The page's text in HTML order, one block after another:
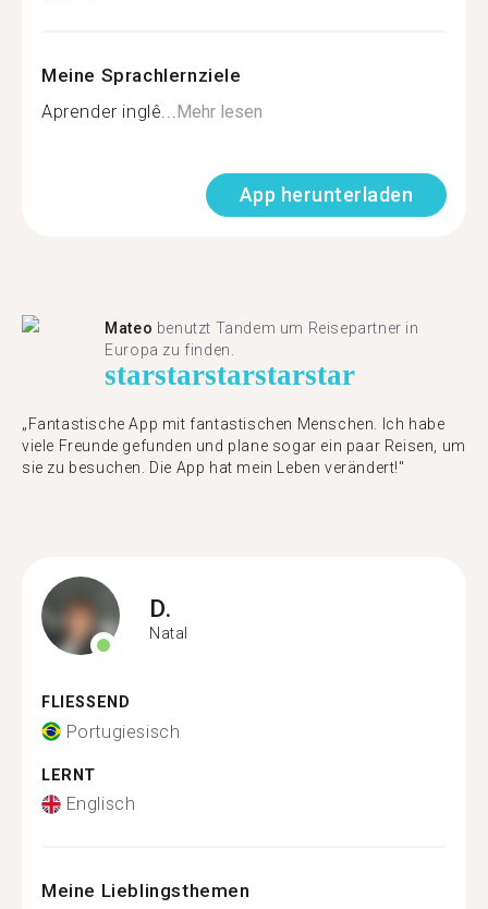
Meine Sprachlernziele
Aprender inglê...Mehr lesen
App herunterladen
Mateo benutzt Tandem um Reisepartner in
Europa zu finden.
starstarstarstarstar
„Fantastische App mit fantastischen Menschen. Ich habe
viele Freunde gefunden und plane sogar ein paar Reisen, um
sie zu besuchen. Die App hat mein Leben verändert!"
D.
Natal
FLIESSEND
Portugiesisch
LERNT
Englisch
Meine Lieblingsthemen